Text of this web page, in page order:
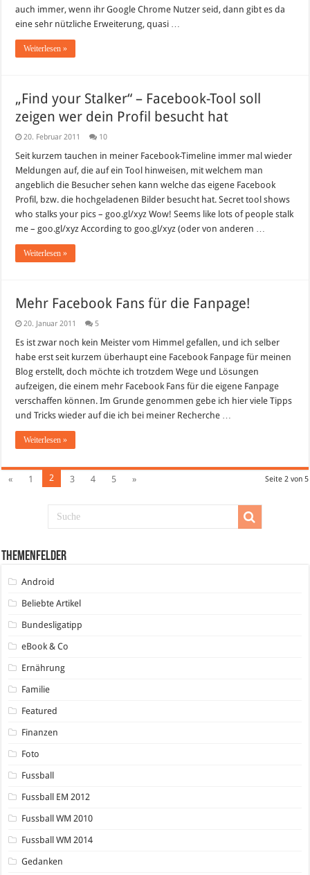
auch immer, wenn ihr Google Chrome Nutzer seid, dann gibt es da
eine sehr nützliche Erweiterung, quasi …
Weiterlesen »
„Find your Stalker“ – Facebook-Tool soll
zeigen wer dein Profil besucht hat
20. Februar 2011 10
Seit kurzem tauchen in meiner Facebook-Timeline immer mal wieder
Meldungen auf, die auf ein Tool hinweisen, mit welchem man
angeblich die Besucher sehen kann welche das eigene Facebook
Profil, bzw. die hochgeladenen Bilder besucht hat. Secret tool shows
who stalks your pics – goo.gl/xyz Wow! Seems like lots of people stalk
me – goo.gl/xyz According to goo.gl/xyz (oder von anderen …
Weiterlesen »
Mehr Facebook Fans für die Fanpage!
20. Januar 2011 5
Es ist zwar noch kein Meister vom Himmel gefallen, und ich selber
habe erst seit kurzem überhaupt eine Facebook Fanpage für meinen
Blog erstellt, doch möchte ich trotzdem Wege und Lösungen
aufzeigen, die einem mehr Facebook Fans für die eigene Fanpage
verschaffen können. Im Grunde genommen gebe ich hier viele Tipps
und Tricks wieder auf die ich bei meiner Recherche …
Weiterlesen »
Seite 2 von 5
« 1 2 3 4 5 »
Themenfelder
Android
Beliebte Artikel
Bundesligatipp
eBook & Co
Ernährung
Familie
Featured
Finanzen
Foto
Fussball
Fussball EM 2012
Fussball WM 2010
Fussball WM 2014
Gedanken